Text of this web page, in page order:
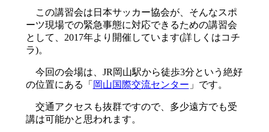
この講習会は日本サッカー協会が、そんなスポ
ーツ現場での緊急事態に対応できるための講習会
として、2017年より開催しています(詳しくはコチ
ラ)。
今回の会場は、JR岡山駅から徒歩3分という絶好
の位置にある「 岡山国際交流センター 」です。
交通アクセスも抜群ですので、多少遠方でも受
講は可能かと思われます。